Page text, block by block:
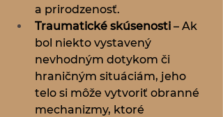
a prirodzenosť.
Traumatické skúsenosti – Ak
bol niekto vystavený
nevhodným dotykom či
hraničným situáciám, jeho
telo si môže vytvoriť obranné
mechanizmy, ktoré